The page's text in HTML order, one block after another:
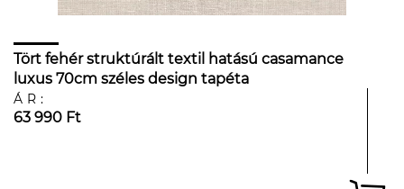
Tört fehér struktúrált textil hatású casamance
luxus 70cm széles design tapéta
ÁR:
63 990 Ft